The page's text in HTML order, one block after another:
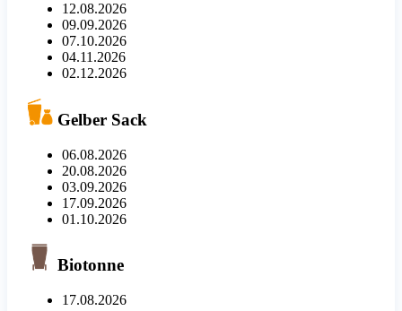
12.08.2026
09.09.2026
07.10.2026
04.11.2026
02.12.2026
Gelber Sack
06.08.2026
20.08.2026
03.09.2026
17.09.2026
01.10.2026
Biotonne
17.08.2026